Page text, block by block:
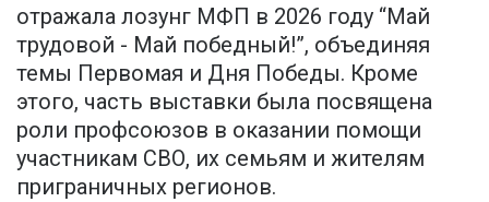
отражала лозунг МФП в 2026 году “Май
трудовой - Май победный!”, объединяя
темы Первомая и Дня Победы. Кроме
этого, часть выставки была посвящена
роли профсоюзов в оказании помощи
участникам СВО, их семьям и жителям
приграничных регионов.